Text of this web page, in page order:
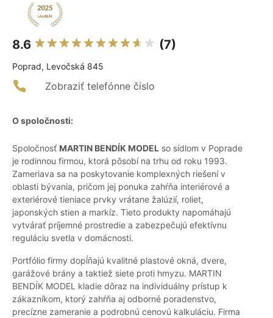
8.6 (7)
Poprad, Levočská 845
Zobraziť telefónne číslo
O spoločnosti:
Spoločnosť MARTIN BENDÍK MODEL so sídlom v Poprade
je rodinnou firmou, ktorá pôsobí na trhu od roku 1993.
Zameriava sa na poskytovanie komplexných riešení v
oblasti bývania, pričom jej ponuka zahŕňa interiérové a
exteriérové tieniace prvky vrátane žalúzií, roliet,
japonských stien a markíz. Tieto produkty napomáhajú
vytvárať príjemné prostredie a zabezpečujú efektívnu
reguláciu svetla v domácnosti.
Portfólio firmy dopĺňajú kvalitné plastové okná, dvere,
garážové brány a taktiež siete proti hmyzu. MARTIN
BENDÍK MODEL kladie dôraz na individuálny prístup k
zákazníkom, ktorý zahŕňa aj odborné poradenstvo,
precízne zameranie a podrobnú cenovú kalkuláciu. Firma